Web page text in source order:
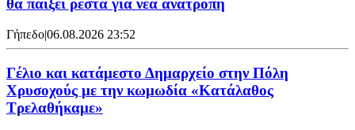
θα παίξει ρέστα για νέα ανατροπή
Γήπεδο|06.08.2026 23:52
Γέλιο και κατάμεστο Δημαρχείο στην Πόλη
Χρυσοχούς με την κωμωδία «Κατάλαθος
Τρελαθήκαμε»